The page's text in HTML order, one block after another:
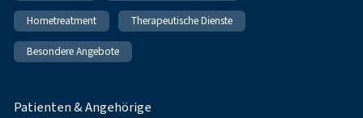
Hometreatment Therapeutische Dienste
Besondere Angebote
Patienten & Angehörige